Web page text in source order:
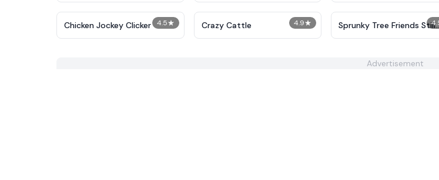
4.5★
Chicken Jockey Clicker 4.9★
Crazy Cattle
Sprunky Tree Friends Still
Alive​
Advertisement